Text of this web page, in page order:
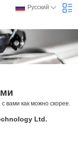
Русский
вами как можно скорее.
Ltd.